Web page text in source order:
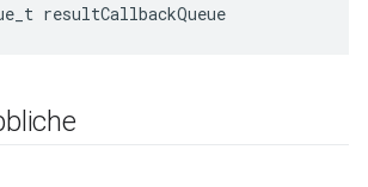
resultCallbackQueue